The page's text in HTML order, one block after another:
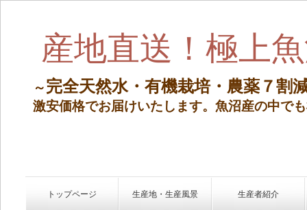
産地直送！極上
～完全天然水・有機栽培・農薬７割
激安価格でお届けいたします。 魚沼産の中で
トップページ 生産地・生産風景 生産者紹介